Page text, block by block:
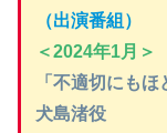
（出演番組）
＜2024年1月＞
「不適切にもほ
犬島渚役